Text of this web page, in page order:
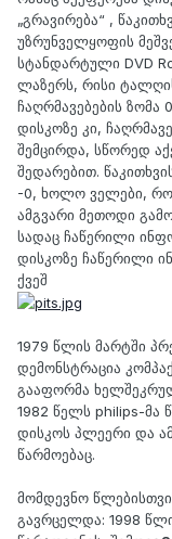
„გრავირება“ ,
უზრუნველყოფის
სტანდარტული DVD
ლაზერს, რისი
ჩაღრმავებების ზომა
დისკოზე კი,
შემცირდა, სწორედ
შედარებით.
-0, ხოლო ველები,
ამგვარი მეთოდი
სადაც ჩაწერილი
დისკოზე ჩაწერილი
ქვეშ
1979 წლის მარტში
დემონსტრაცია
გააფორმა
1982 წელს philips-მა
დისკოს პლეერი და
წარმოებაც.
მომდევნო
გავრცელდა: 1998